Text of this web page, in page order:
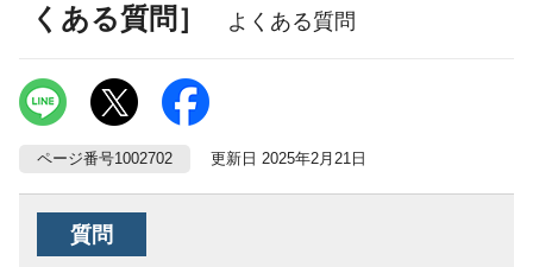
くある質問］
よくある質問
ページ番号1002702 更新日 2025年2月21日
質問